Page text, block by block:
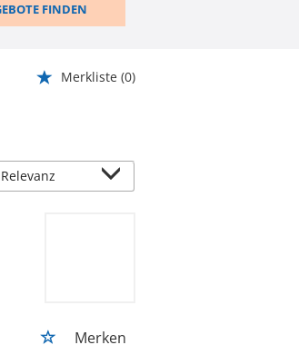
FINDEN
Merkliste (0)
Merken